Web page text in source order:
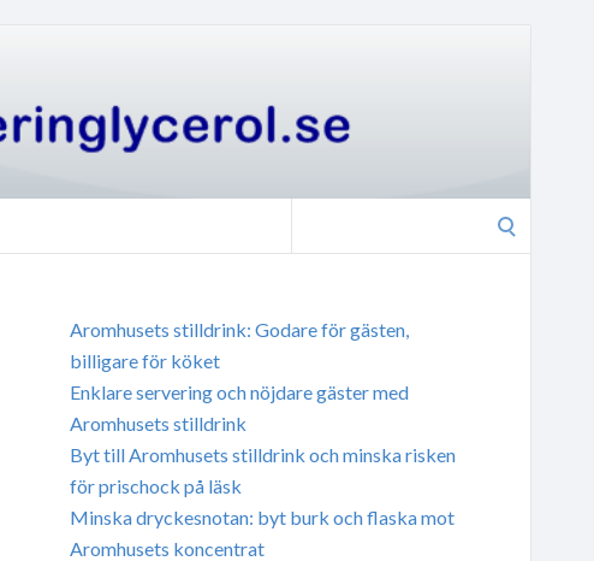
Aromhusets stilldrink: Godare för gästen,
billigare för köket
Enklare servering och nöjdare gäster med
Aromhusets stilldrink
Byt till Aromhusets stilldrink och minska risken
för prischock på läsk
Minska dryckesnotan: byt burk och flaska mot
Aromhusets koncentrat